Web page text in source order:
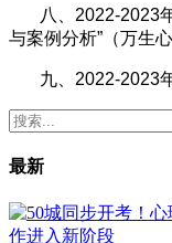
八、2022-2023年
与案例分析”（万生
九、2022-2023年
最新